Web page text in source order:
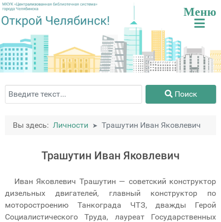
Поиск Поиск
Вы здесь: Личности Трашутин Иван Яковлевич
Трашутин Иван Яковлевич
Иван Яковлевич Трашутин — советский конструктор
дизельных двигателей, главный конструктор по
моторостроению Танкограда ЧТЗ, дважды Герой
Социалистического Труда, лауреат Государственных